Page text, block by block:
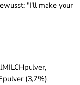
"I'll make your
(3,7%),